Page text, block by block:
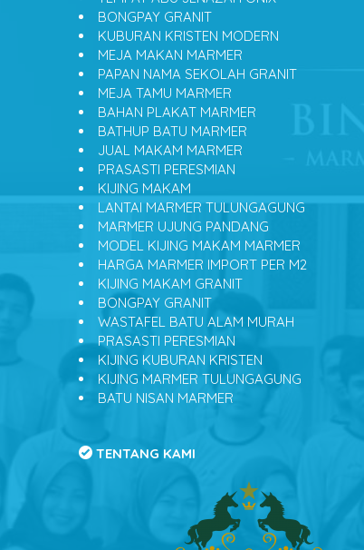
BONGPAY GRANIT
KUBURAN KRISTEN MODERN
MEJA MAKAN MARMER
PAPAN NAMA SEKOLAH GRANIT
MEJA TAMU MARMER
BAHAN PLAKAT MARMER
BATHUP BATU MARMER
JUAL MAKAM MARMER
PRASASTI PERESMIAN
KIJING MAKAM
LANTAI MARMER TULUNGAGUNG
MARMER UJUNG PANDANG
MODEL KIJING MAKAM MARMER
HARGA MARMER IMPORT PER M2
KIJING MAKAM GRANIT
BONGPAY GRANIT
WASTAFEL BATU ALAM MURAH
PRASASTI PERESMIAN
KIJING KUBURAN KRISTEN
KIJING MARMER TULUNGAGUNG
BATU NISAN MARMER
TENTANG KAMI